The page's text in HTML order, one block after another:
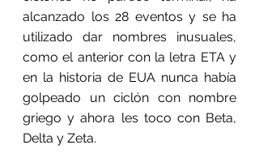
alcanzado los 28 eventos y se ha
utilizado dar nombres inusuales,
como el anterior con la letra ETA y
en la historia de EUA nunca había
golpeado un ciclón con nombre
griego y ahora les toco con Beta,
Delta y Zeta.